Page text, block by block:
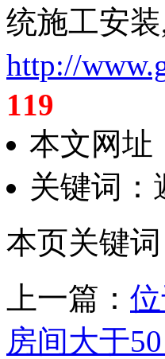
统施工安
http://
119
本文网址
关键词：
本页关键
上一篇：
房间大于